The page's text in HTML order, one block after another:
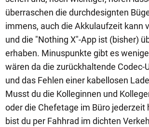
überraschen die durchdesignten
immens, auch die Akkulaufzeit kann
und die "Nothing X"-App ist (bisher)
erhaben. Minuspunkte gibt es
wären da die zurückhaltende Codec-
und das Fehlen einer kabellosen
Musst du die Kolleginnen und
oder die Chefetage im Büro jederzeit
bist du per Fahhrad im dichten